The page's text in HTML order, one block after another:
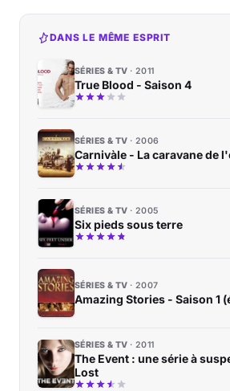
DANS LE MÊME ESPRIT
SÉRIES & TV 2011
True Blood - Saison 4
SÉRIES & TV 2006
Carnivàle - La caravane de
SÉRIES & TV 2005
Six pieds sous terre
SÉRIES & TV 2007
Amazing Stories - Saison 1
SÉRIES & TV 2011
The Event : une série à
Lost